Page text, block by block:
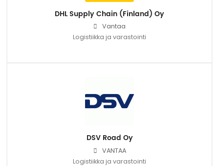
DHL Supply Chain (Finland) Oy
Vantaa
Logistiikka ja varastointi
DSV Road Oy
VANTAA
Logistiikka ja varastointi